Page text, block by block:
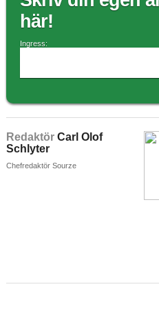
här!
Ingress:
Redaktör Carl Olof
Schlyter
Chefredaktör Sourze